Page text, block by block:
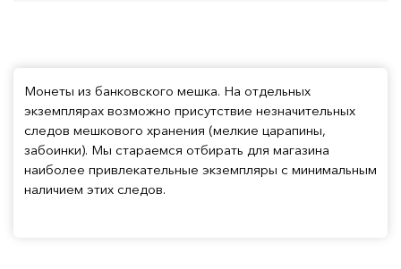
Монеты из банковского мешка. На отдельных
экземплярах возможно присутствие незначительных
следов мешкового хранения (мелкие царапины,
забоинки). Мы стараемся отбирать для магазина
наиболее привлекательные экземпляры с минимальным
наличием этих следов.